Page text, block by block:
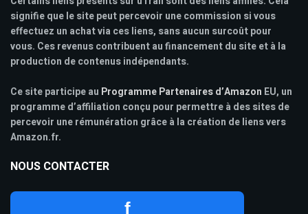
signifie que le site peut percevoir une commission si vous
effectuez un achat via ces liens, sans aucun surcoût pour
vous. Ces revenus contribuent au financement du site et à la
production de contenus indépendants.
Ce site participe au Programme Partenaires d’Amazon EU, un
programme d’affiliation conçu pour permettre à des sites de
percevoir une rémunération grâce à la création de liens vers
Amazon.fr.
NOUS CONTACTER
f